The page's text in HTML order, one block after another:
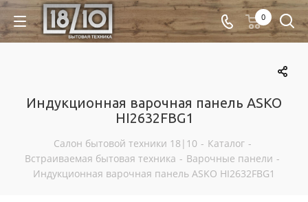
0
Индукционная варочная панель ASKO
HI2632FBG1
Салон бытовой техники 18|10 - Каталог -
Встраиваемая бытовая техника - Варочные панели -
Индукционная варочная панель ASKO HI2632FBG1